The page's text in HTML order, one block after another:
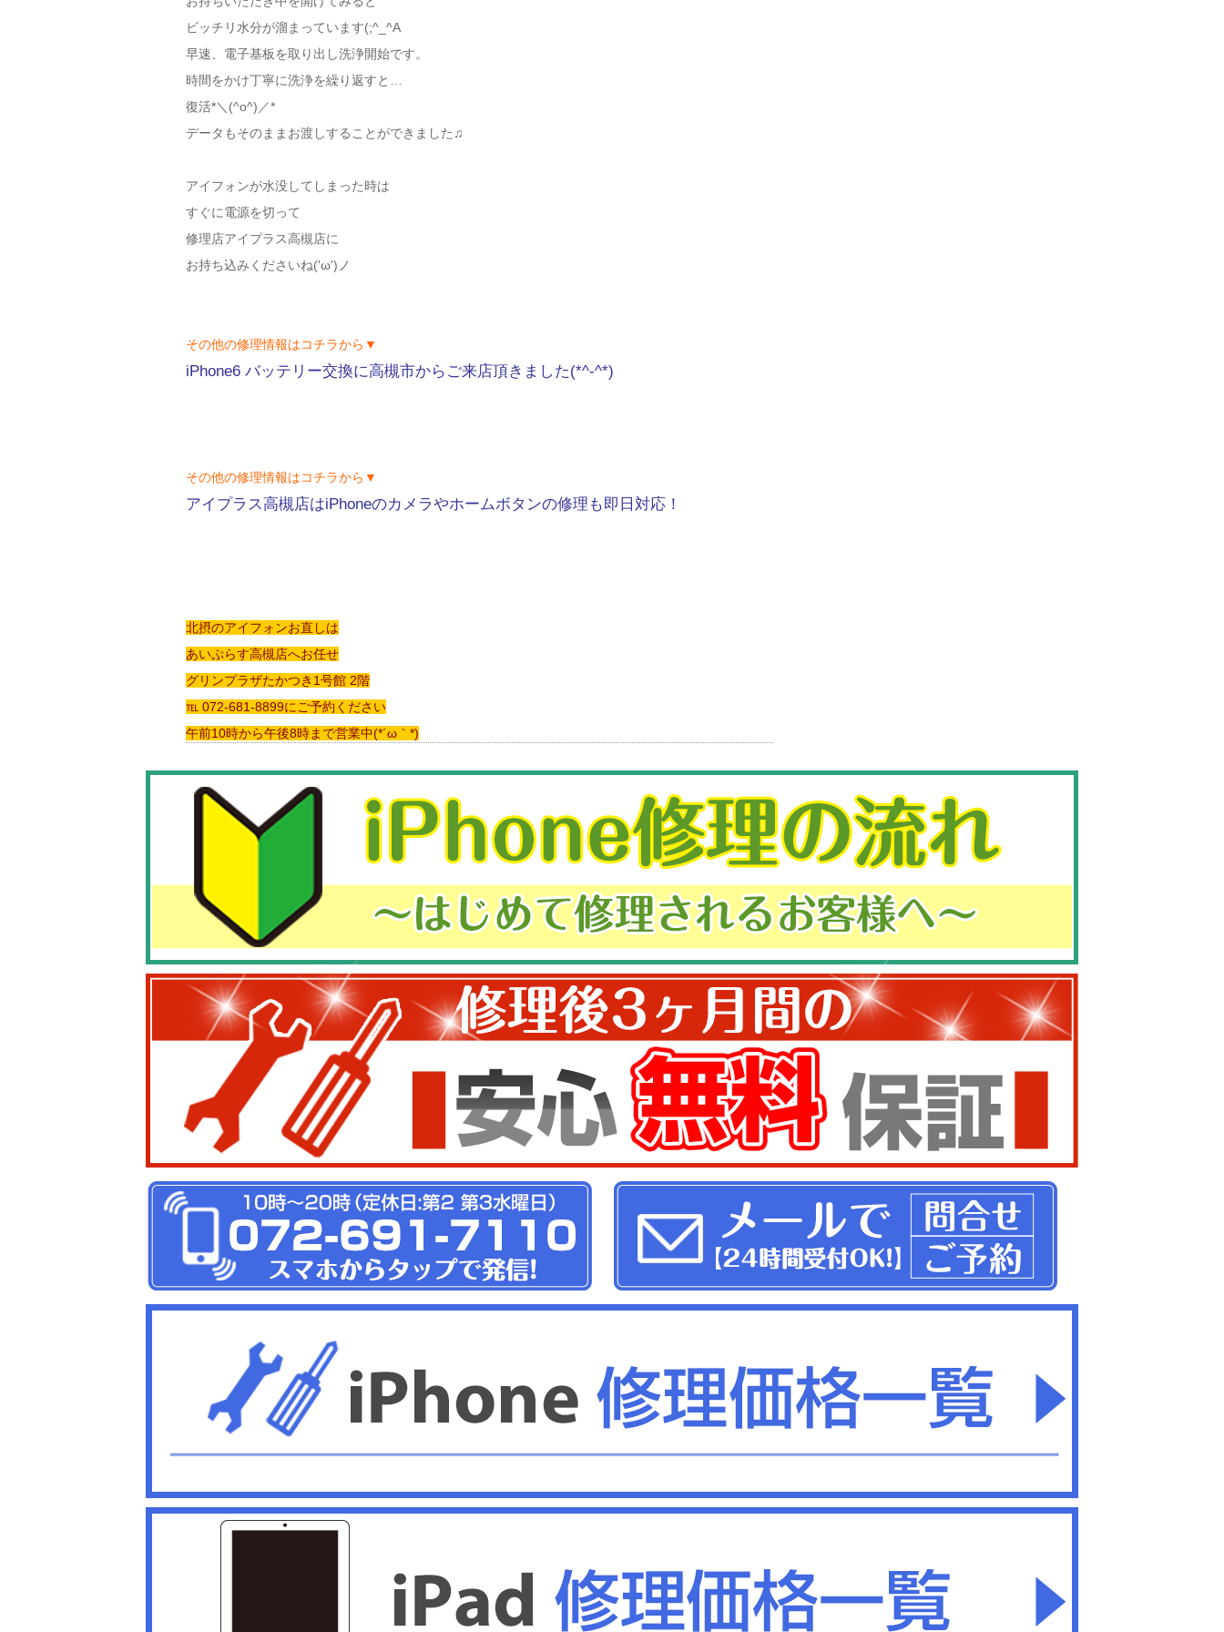
ビッチリ水分が溜まっています(;^_^A
早速、電子基板を取り出し洗浄開始です。
時間をかけ丁寧に洗浄を繰り返すと…
復活*＼(^o^)／*
データもそのままお渡しすることができました♫
アイフォンが水没してしまった時は
すぐに電源を切って
修理店アイプラス高槻店に
お持ち込みくださいね('ω')ノ
その他の修理情報はコチラから▼
iPhone6 バッテリー交換に高槻市からご来店頂きました(*^-^*)
その他の修理情報はコチラから▼
アイプラス高槻店はiPhoneのカメラやホームボタンの修理も即日対応！
北摂のアイフォンお直しは
あいぷらす高槻店へお任せ
グリンプラザたかつき1号館 2階
℡ 072-681-8899にご予約ください
午前10時から午後8時まで営業中(*´ω｀*)